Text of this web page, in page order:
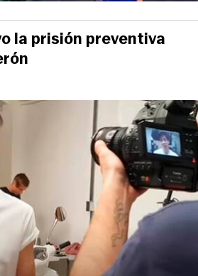
la prisión preventiva